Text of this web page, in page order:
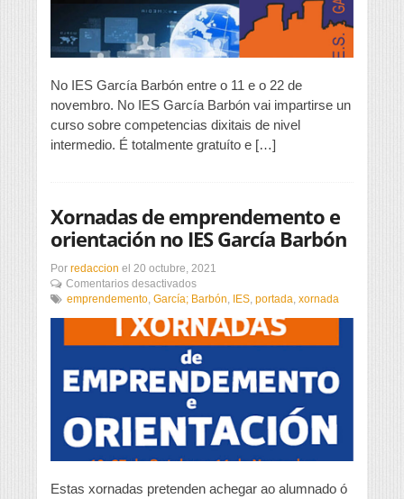
No IES García Barbón entre o 11 e o 22 de
novembro. No IES García Barbón vai impartirse un
curso sobre competencias dixitais de nivel
intermedio. É totalmente gratuíto e […]
Xornadas de emprendemento e
orientación no IES García Barbón
Por redaccion el 20 octubre, 2021
Comentarios desactivadosen
Xornadas
emprendemento
e
orientación
no
IES
García
Barbón
emprendemento, García; Barbón, IES, portada, xornada
Estas xornadas pretenden achegar ao alumnado ó